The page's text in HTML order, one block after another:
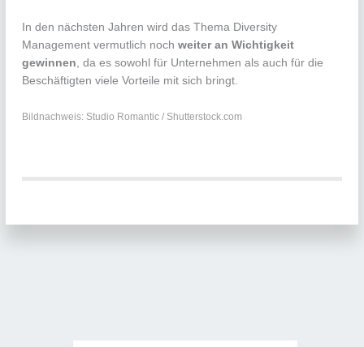
In den nächsten Jahren wird das Thema Diversity
Management vermutlich nochweiter an Wichtigkeit
gewinnen , da es sowohl für Unternehmen als auch für die
Beschäftigten viele Vorteile mit sich bringt.
Bildnachweis: Studio Romantic / Shutterstock.com